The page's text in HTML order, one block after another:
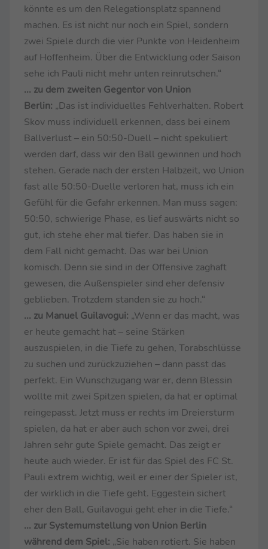
könnte es um den Relegationsplatz spannend
machen. Es ist nicht nur noch ein Spiel, sondern
zwei Spiele durch die vier Punkte von Heidenheim
auf Hoffenheim. Über die Entwicklung oder Saison
sehe ich Pauli nicht mehr unten reinrutschen.“
... zu dem zweiten Gegentor von Union
Berlin: „Das ist individuelles Fehlverhalten. Robert
Skov muss individuell erkennen, dass bei einem
Ballverlust – ein 50:50-Duell – nicht spekuliert
werden darf, dass wir den Ball gewinnen und hoch
stehen. Gerade nach der ersten Halbzeit, wo Union
fast alle 50:50-Duelle verloren hat, muss ich ein
Gefühl für die Gefahr erkennen. Man muss sagen:
50:50, schwierige Phase, es lief auswärts nicht so
gut, ich stehe eher mal tiefer. Das haben sie in
dem Fall nicht gemacht. Das war bei Union
komisch. Denn sie sind in der Offensive zaghaft
gewesen, die Außenspieler sind eher defensiv
geblieben. Trotzdem standen sie zu hoch.“
... zu Manuel Guilavogui: „Wenn er das macht, was
er heute gemacht hat – seine Stärken
auszuspielen, in die Tiefe zu gehen, Torabschlüsse
zu suchen und zurückzuziehen – dann passt das
perfekt. Ein Wunschzugang war er, denn Blessin
wollte mit zwei Spitzen spielen, da hat er optimal
reingepasst. Jetzt muss er rechts im Dreiersturm
spielen, da hat er aber auch schon vor zwei, drei
Jahren sehr gute Spiele gemacht. Das zeigt er
heute auch wieder. Er ist für das Spiel des FC St.
Pauli extrem wichtig, weil er einer der Spieler ist,
der wirklich in die Tiefe geht. Eggestein sichert
eher den Ball, Guilavogui geht eher in die Tiefe.“
... zur Systemumstellung von Union Berlin
während dem Spiel: „Sie haben rotiert. Sie haben